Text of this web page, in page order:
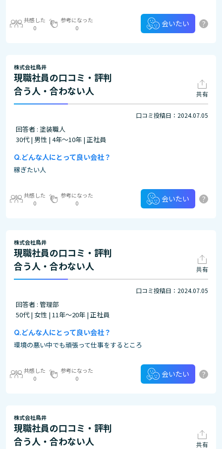
共感した
0
参考になった
0
会いたい ?
株式会社鳥井
現職社員の口コミ・評判
合う人・合わない人
共有
口コミ投稿日：2024.07.05
回答者 : 塗装職人
30代 | 男性 | 4年～10年 | 正社員
どんな人にとって良い会社？
稼ぎたい人
共感した
0
参考になった
0
会いたい ?
株式会社鳥井
現職社員の口コミ・評判
合う人・合わない人
共有
口コミ投稿日：2024.07.05
回答者 : 管理部
50代 | 女性 | 11年～20年 | 正社員
どんな人にとって良い会社？
環境の悪い中でも頑張って仕事をするところ
共感した
0
参考になった
0
会いたい ?
株式会社鳥井
現職社員の口コミ・評判
合う人・合わない人
共有